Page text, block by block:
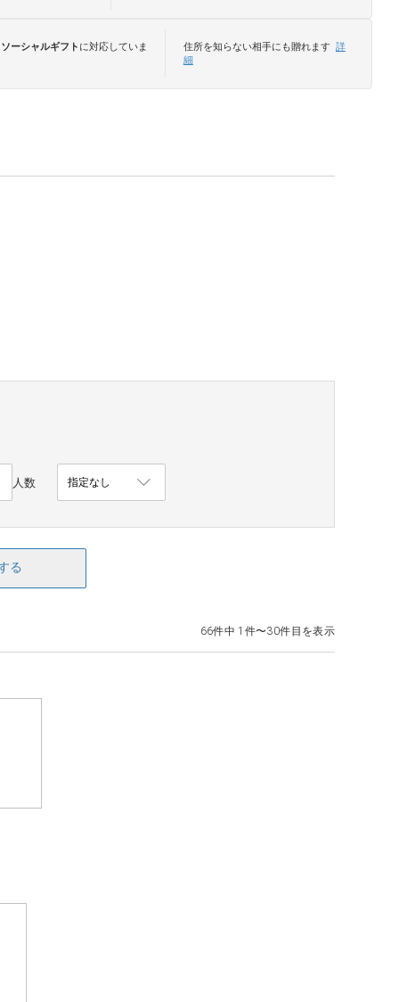
ソーシャルギフト に対応していま 住所を知らない相手にも贈れます 詳
細
人数
る
66件中 1件〜30件目を表示